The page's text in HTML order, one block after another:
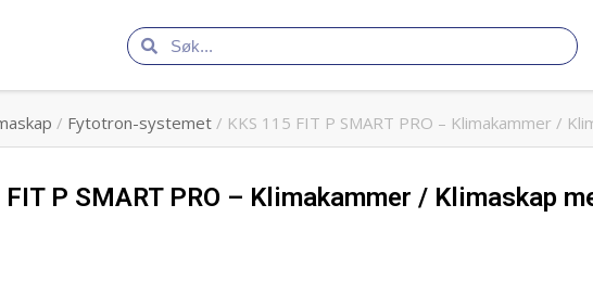
/ Fytotron-systemet / KKS 115 FIT P SMART PRO – Klimakammer /
FIT P SMART PRO – Klimakammer / Klimaskap